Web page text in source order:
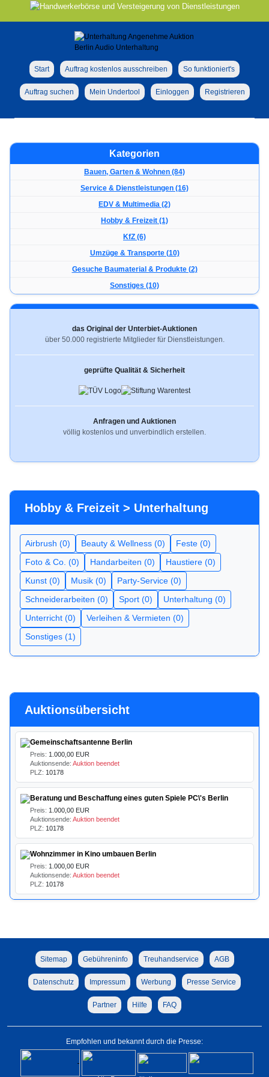
Start Auftrag kostenlos ausschreiben So funktioniert's
Auftrag suchen Mein Undertool Einloggen Registrieren
Kategorien
Bauen, Garten & Wohnen (84)
Service & Dienstleistungen (16)
EDV & Multimedia (2)
Hobby & Freizeit (1)
KfZ (6)
Umzüge & Transporte (10)
Gesuche Baumaterial & Produkte (2)
Sonstiges (10)
das Original der Unterbiet-Auktionen
über 50.000 registrierte Mitglieder für Dienstleistungen.
geprüfte Qualität & Sicherheit
Anfragen und Auktionen
völlig kostenlos und unverbindlich erstellen.
Hobby & Freizeit > Unterhaltung
Airbrush (0) Beauty & Wellness (0)
Feste (0)
Foto & Co. (0)
Handarbeiten (0)
Haustiere (0)
Kunst (0)
Musik (0)
Party-Service (0)
Schneiderarbeiten (0)
Sport (0)
Unterhaltung (0)
Unterricht (0)
Verleihen & Vermieten (0)
Sonstiges (1)
Auktionsübersicht
Gemeinschaftsantenne Berlin
Preis: 1.000,00 EUR
Auktionsende: Auktion beendet
PLZ: 10178
Beratung und Beschaffung eines guten Spiele PC\'s Berlin
Preis: 1.000,00 EUR
Auktionsende: Auktion beendet
PLZ: 10178
Wohnzimmer in Kino umbauen Berlin
Preis: 1.000,00 EUR
Auktionsende: Auktion beendet
PLZ: 10178
Sitemap Gebühreninfo Treuhandservice AGB
Datenschutz Impressum Werbung Presse Service
Partner Hilfe FAQ
Empfohlen und bekannt durch die Presse: